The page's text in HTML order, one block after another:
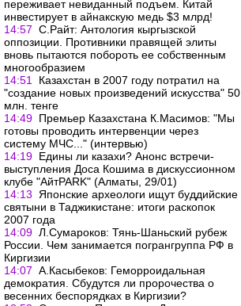
переживает невиданный подъем. Китай
инвестирует в айнакскую медь $3 млрд!
14:57 С.Райт: Антология кыргызской
оппозиции. Противники правящей элиты
вновь пытаются побороть ее собственным
многообразием
14:51
Казахстан в 2007 году потратил на
"создание новых произведений искусства" 50
млн. тенге
14:49 Премьер Казахстана К.Масимов: "Мы
готовы проводить интервенции через
систему МЧС..." (интервью)
14:19 Едины ли казахи? Анонс встречи-
выступления Доса Кошима в дискуссионном
клубе "АйтPARK" (Алматы, 29/01)
14:13
Японские археологи ищут буддийские
святыни в Таджикистане: итоги раскопок
2007 года
14:09 Л.Сумароков: Тянь-Шаньский рубеж
России. Чем занимается погрангруппа РФ в
Киргизии
14:07 А.Касыбеков: Геморроидальная
демократия. Сбудутся ли пророчества о
весенних беспорядках в Киргизии?